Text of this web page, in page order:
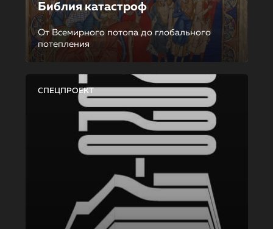
Библия катастроф
От Всемирного потопа до глобального
потепления
СПЕЦПРОЕКТ